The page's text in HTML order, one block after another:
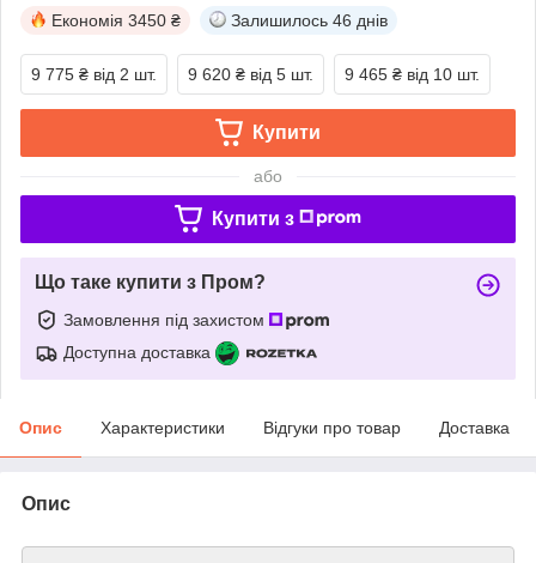
Економія 3450 ₴ Залишилось 46 днів
9 775 ₴ від 2 шт. 9 620 ₴ від 5 шт. 9 465 ₴ від 10 шт.
Купити
або
Купити з
Що таке купити з Пром?
Замовлення під захистом
Доступна доставка
Опис Характеристики Відгуки про товар Доставка
Опис